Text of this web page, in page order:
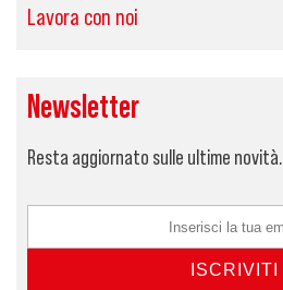
Lavora con noi
Newsletter
Resta aggiornato sulle ultime novità.